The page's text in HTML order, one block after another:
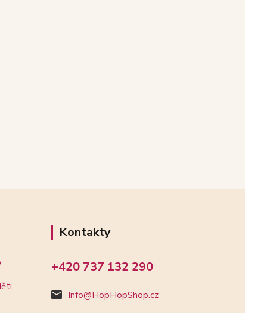
Kontakty
+420 737 132 290
Info@HopHopShop.cz